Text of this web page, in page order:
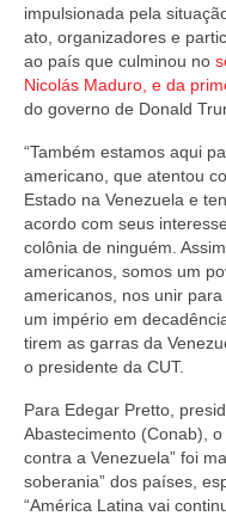
impulsionada pela
ato, organizadores e
ao país que culminou no
Nicolás Maduro, e da
do governo de Donald
“Também estamos aqui
americano, que atentou
Estado na Venezuela e
acordo com seus
colônia de ninguém.
americanos, somos um
americanos, nos unir
um império em
tirem as garras da
o presidente da CUT.
Para Edegar Pretto,
Abastecimento (Conab),
contra a Venezuela” foi
soberania” dos países,
“América Latina vai